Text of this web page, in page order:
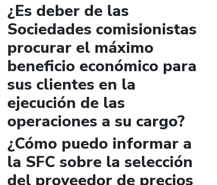
¿Es deber de las
Sociedades comisionistas
procurar el máximo
beneficio económico para
sus clientes en la
ejecución de las
operaciones a su cargo?
¿Cómo puedo informar a
la SFC sobre la selección
del proveedor de precios